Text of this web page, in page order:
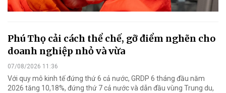
Phú Thọ cải cách thể chế, gỡ điểm nghẽn cho
doanh nghiệp nhỏ và vừa
07/08/2026 11:36
Với quy mô kinh tế đứng thứ 6 cả nước, GRDP 6 tháng đầu năm
2026 tăng 10,18%, đứng thứ 7 cả nước và dẫn đầu vùng Trung du,